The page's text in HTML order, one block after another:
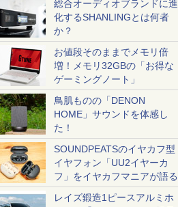
総合オーディオブランドに進
化するSHANLINGとは何者
か？
お値段そのままでメモリ倍
増！メモリ32GBの「お得な
ゲーミングノート」
鳥肌ものの「DENON
HOME」サウンドを体感し
た！
SOUNDPEATSのイヤカフ型
イヤフォン「UU2イヤーカ
フ」をイヤカフマニアが語る
レイズ鍛造1ピースアルミホ